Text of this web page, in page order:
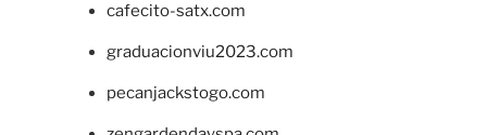
cafecito-satx.com
graduacionviu2023.com
pecanjackstogo.com